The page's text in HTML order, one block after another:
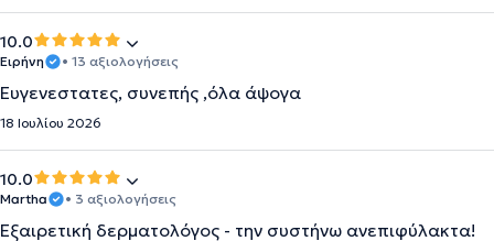
10.0
Ειρήνη • 13 αξιολογήσεις
Ευγενεστατες, συνεπής ,όλα άψογα
18 Ιουλίου 2026
10.0
Martha • 3 αξιολογήσεις
Εξαιρετική δερματολόγος - την συστήνω ανεπιφύλακτα!